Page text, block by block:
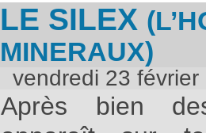
LE SILEX
MINERAUX)
vendredi 23 février
Après bien